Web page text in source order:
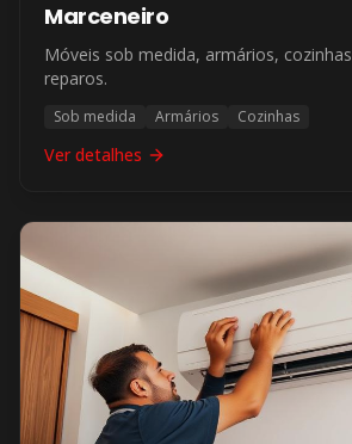
Marceneiro
Móveis sob medida, armários,
reparos.
Sob medida Armários Cozinhas
Ver detalhes